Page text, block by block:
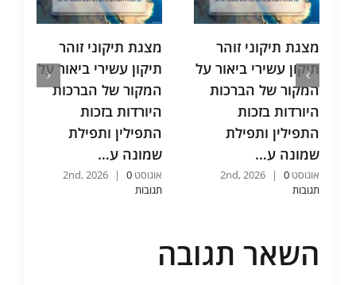
מצגת תיקוני זוהר
תיקון עשירי ביאור על
המקור של הברכות
היורדות בזכות
התפילין ותפילת
שמונה ע…
אוגוסט 2nd, 2026 |
0
תגובות
מצגת תיקוני זוהר
תיקון עשירי ביאור על
המקור של הברכות
היורדות בזכות
התפילין ותפילת
שמונה ע…
אוגוסט 2nd, 2026 |
0
תגובות
השאר תגובה